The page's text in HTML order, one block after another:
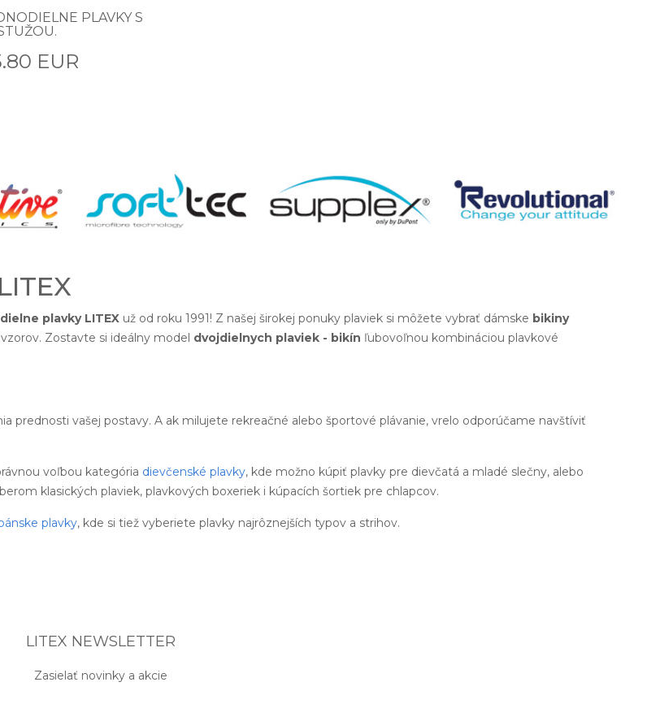
PLAVKY S
EUR
plavky LITEX už od roku 1991! Z našej širokej ponuky plaviek si môžete vybrať dámske bikiny
Zostavte si ideálny model dvojdielnych plaviek - bikín ľubovoľnou kombináciou plavkové
prednosti vašej postavy. A ak milujete rekreačné alebo športové plávanie, vrelo odporúčame navštíviť
voľbou kategória dievčenské plavky, kde možno kúpiť plavky pre dievčatá a mladé slečny, alebo
klasických plaviek, plavkových boxeriek i kúpacích šortiek pre chlapcov.
plavky, kde si tiež vyberiete plavky najrôznejších typov a strihov.
LITEX NEWSLETTER
Zasielať novinky a akcie